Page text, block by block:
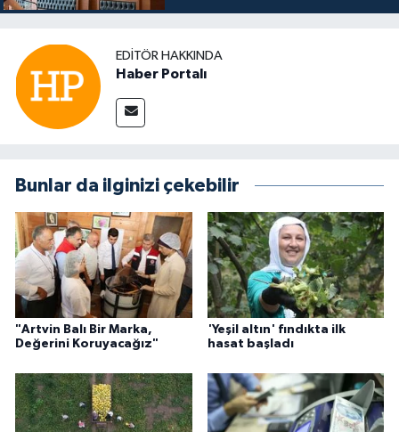
EDITÖR HAKKINDA
Haber Portalı
Bunlar da ilginizi çekebilir
"Artvin Balı Bir Marka,
Değerini Koruyacağız"
'Yeşil altın' fındıkta ilk
hasat başladı